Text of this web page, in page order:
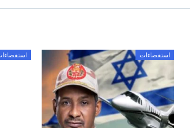
استقصاءات